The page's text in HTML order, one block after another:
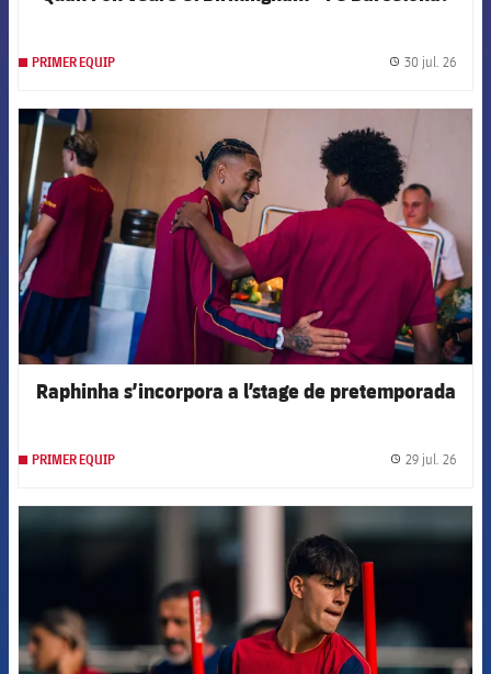
PRIMER EQUIP 30 jul. 26
Raphinha s’incorpora a l’stage de pretemporada
PRIMER EQUIP 29 jul. 26